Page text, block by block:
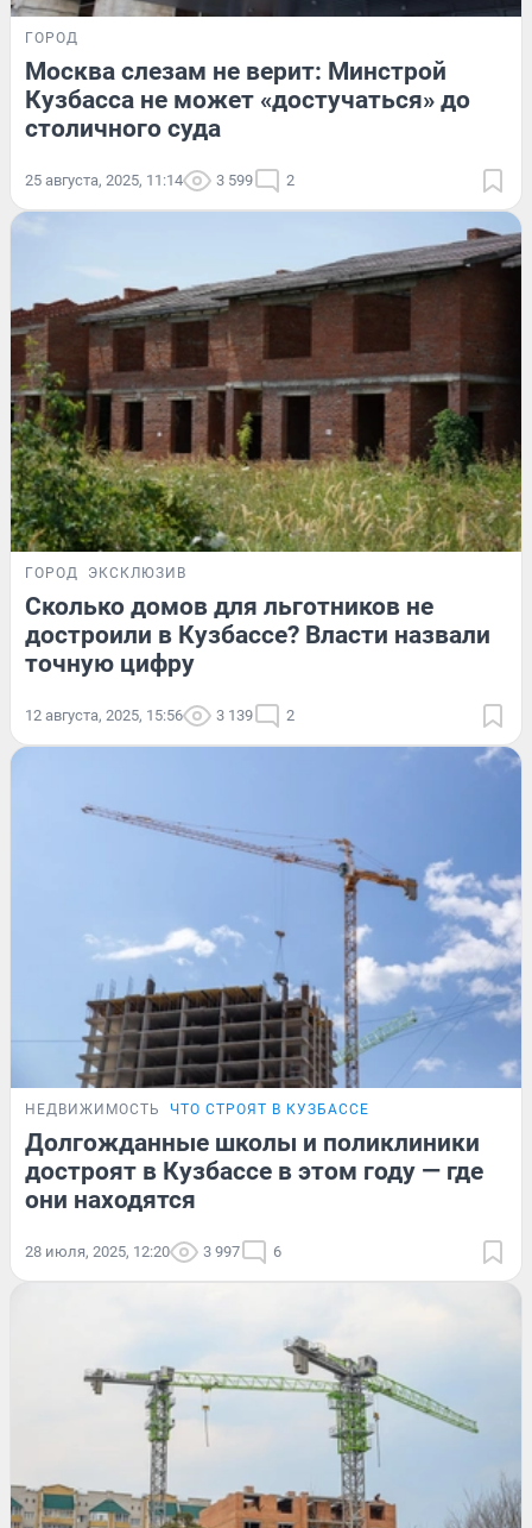
ГОРОД
Москва слезам не верит: Минстрой
Кузбасса не может «достучаться» до
столичного суда
25 августа, 2025, 11:14 3 599 2
ГОРОД ЭКСКЛЮЗИВ
Сколько домов для льготников не
достроили в Кузбассе? Власти назвали
точную цифру
12 августа, 2025, 15:56 3 139 2
НЕДВИЖИМОСТЬ ЧТО СТРОЯТ В КУЗБАССЕ
Долгожданные школы и поликлиники
достроят в Кузбассе в этом году — где
они находятся
28 июля, 2025, 12:20 3 997 6